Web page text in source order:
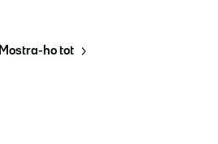
Mostra-ho tot